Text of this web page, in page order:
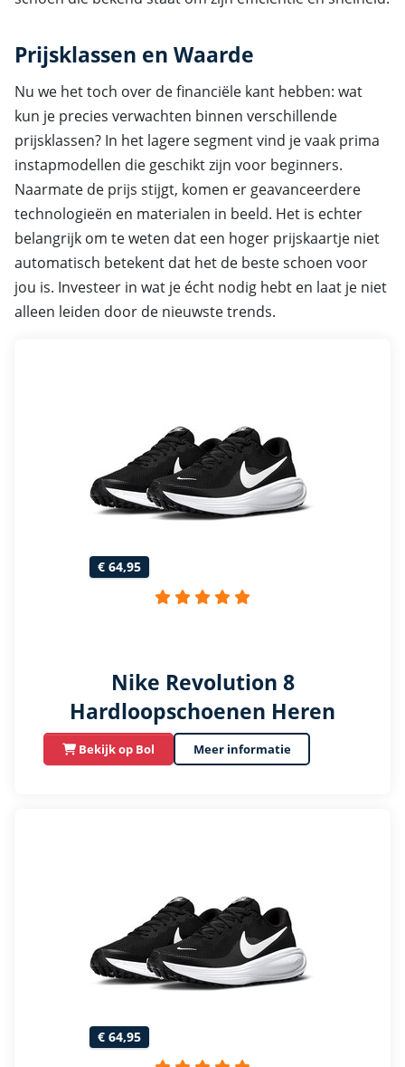
Prijsklassen en Waarde
Nu we het toch over de financiële kant hebben: wat
kun je precies verwachten binnen verschillende
prijsklassen? In het lagere segment vind je vaak prima
instapmodellen die geschikt zijn voor beginners.
Naarmate de prijs stijgt, komen er geavanceerdere
technologieën en materialen in beeld. Het is echter
belangrijk om te weten dat een hoger prijskaartje niet
automatisch betekent dat het de beste schoen voor
jou is. Investeer in wat je écht nodig hebt en laat je niet
alleen leiden door de nieuwste trends.
€ 64,95
Nike Revolution 8
Hardloopschoenen Heren
Bekijk op Bol Meer informatie
€ 64,95